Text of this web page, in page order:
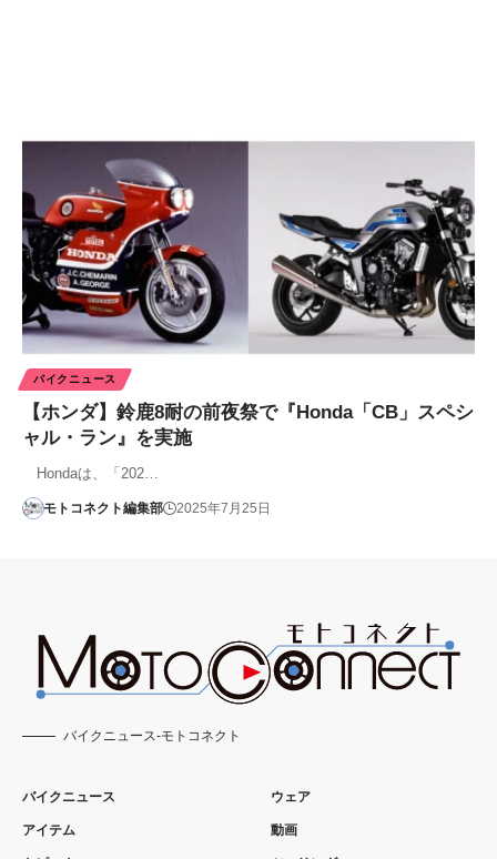
バイクニュース
【ホンダ】鈴鹿8耐の前夜祭で『Honda「CB」スペシ
ャル・ラン』を実施
Hondaは、「202…
モトコネクト編集部 2025年7月25日
バイクニュース-モトコネクト
バイクニュース
アイテム
ウェア
動画